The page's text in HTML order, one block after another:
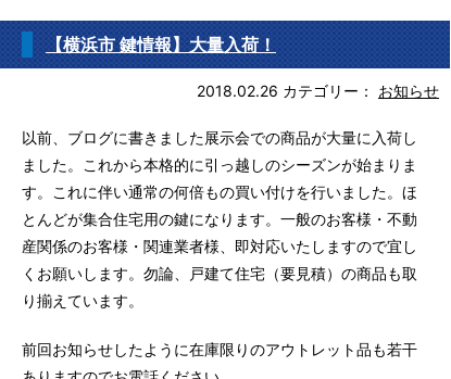
【横浜市 鍵情報】大量入荷！
2018.02.26 カテゴリー： お知らせ
以前、ブログに書きました展示会での商品が大量に入荷し
ました。これから本格的に引っ越しのシーズンが始まりま
す。これに伴い通常の何倍もの買い付けを行いました。ほ
とんどが集合住宅用の鍵になります。一般のお客様・不動
産関係のお客様・関連業者様、即対応いたしますので宜し
くお願いします。勿論、戸建て住宅（要見積）の商品も取
り揃えています。
前回お知らせしたように在庫限りのアウトレット品も若干